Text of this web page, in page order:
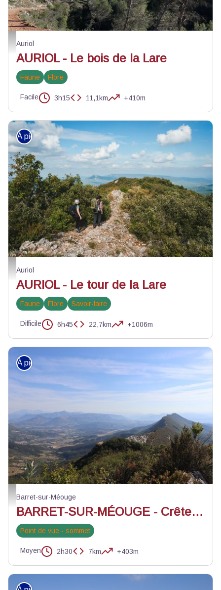
Descente vers le pont des Encanaux - ©Carole d'Antuoni - PNR Sainte-
Auriol
AURIOL - Le bois de la Lare
Faune Flore
Facile 3h15 11,1km +410m
Vue sur le Mont Aurélien - ©Florine Tournier
À pied
Auriol
AURIOL - Le tour de la Lare
Faune Flore Savoir-faire
Difficile 6h45 22,7km +1006m
La crête de Chabre - ©Manon Saphore
À pied
Barret-sur-Méouge
BARRET-SUR-MÉOUGE - Crête de Chabre depuis le col de la Crousette
Point de vue - sommet
Moyen 2h30 7km +403m